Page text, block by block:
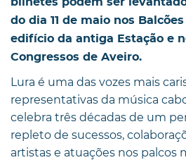
do dia 11 de maio nos
edifício da antiga Estação e
Congressos de Aveiro.
Lura é uma das vozes mais
representativas da música
celebra três décadas de um
repleto de sucessos,
artistas e atuações nos palcos